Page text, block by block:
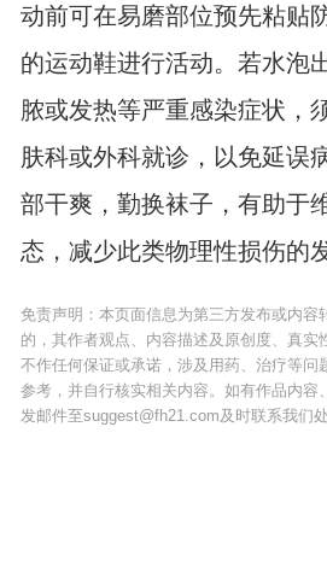
动前可在易磨部位预先粘贴
的运动鞋进行活动。若水泡
脓或发热等严重感染症状，
肤科或外科就诊，以免延误
部干爽，勤换袜子，有助于
态，减少此类物理性损伤的
免责声明：本页面信息为第三方发布或内容
的，其作者观点、内容描述及原创度、真实
不作任何保证或承诺，涉及用药、治疗等问
参考，并自行核实相关内容。如有作品内容
发邮件至suggest@fh21.com及时联系我们处